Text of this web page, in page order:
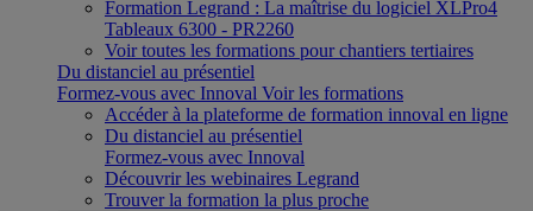
Formation Legrand : La maîtrise du logiciel XLPro4
Tableaux 6300 - PR2260
Voir toutes les formations pour chantiers tertiaires
Du distanciel au présentiel
Formez-vous avec Innoval Voir les formations
Accéder à la plateforme de formation innoval en ligne
Du distanciel au présentiel
Formez-vous avec Innoval
Découvrir les webinaires Legrand
Trouver la formation la plus proche